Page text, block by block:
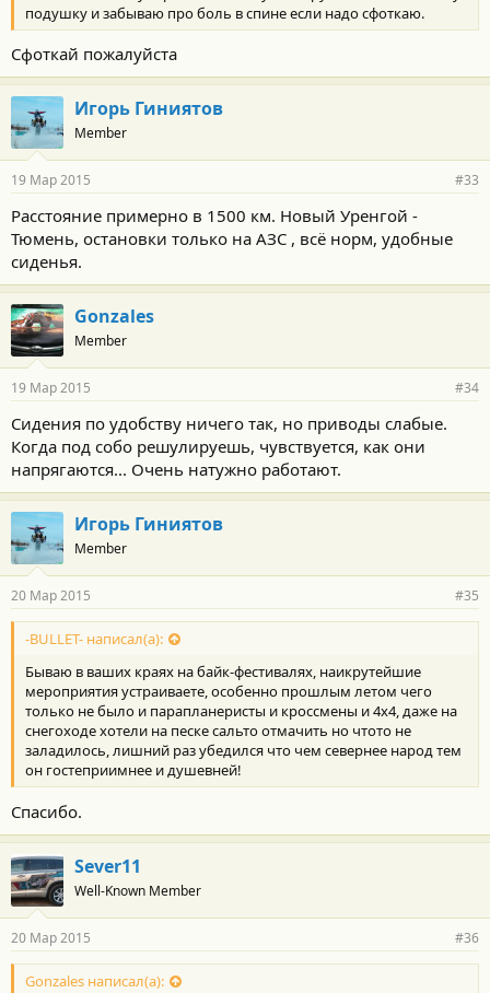
подушку и забываю про боль в спине если надо сфоткаю.
Сфоткай пожалуйста
Игорь Гиниятов
Member
19 Мар 2015 #33
Расстояние примерно в 1500 км. Новый Уренгой -
Тюмень, остановки только на АЗС , всё норм, удобные
сиденья.
Gonzales
Member
19 Мар 2015 #34
Сидения по удобству ничего так, но приводы слабые.
Когда под собо решулируешь, чувствуется, как они
напрягаются... Очень натужно работают.
Игорь Гиниятов
Member
20 Мар 2015 #35
-BULLET- написал(а):
Бываю в ваших краях на байк-фестивалях, наикрутейшие
мероприятия устраиваете, особенно прошлым летом чего
только не было и парапланеристы и кроссмены и 4х4, даже на
снегоходе хотели на песке сальто отмачить но чтото не
заладилось, лишний раз убедился что чем севернее народ тем
он гостеприимнее и душевней!
Спасибо.
Sever11
Well-Known Member
20 Мар 2015 #36
Gonzales написал(а):